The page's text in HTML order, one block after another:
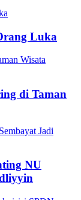
Luka
di Taman
NU